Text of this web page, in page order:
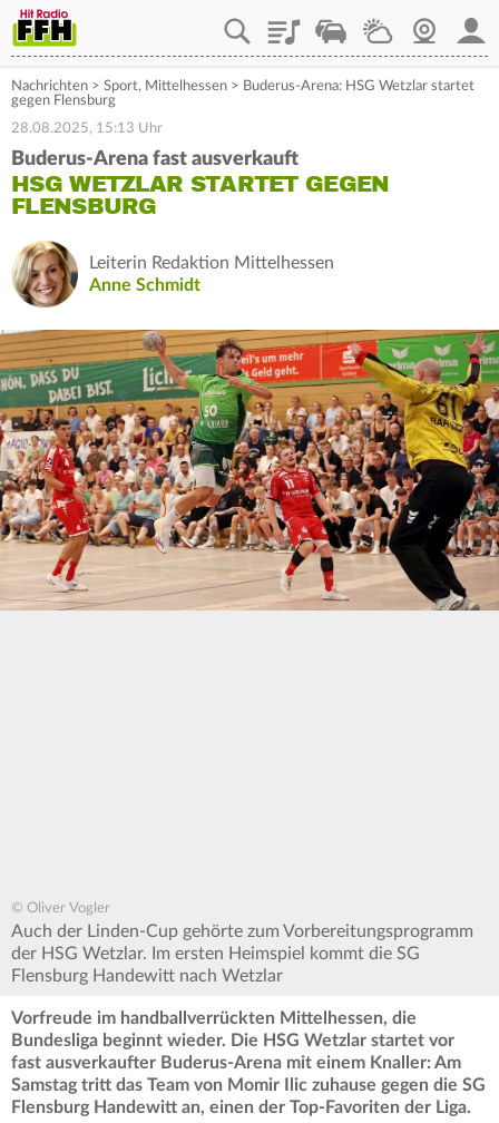
PlaylistStaupilotWetterWebcam
Nachrichten > Sport, Mittelhessen > Buderus-Arena: HSG Wetzlar startet
gegen Flensburg
28.08.2025, 15:13 Uhr
Buderus-Arena fast ausverkauft
HSG WETZLAR STARTET GEGEN
FLENSBURG
Leiterin Redaktion Mittelhessen
Anne Schmidt
© Oliver Vogler
Auch der Linden-Cup gehörte zum Vorbereitungsprogramm
der HSG Wetzlar. Im ersten Heimspiel kommt die SG
Flensburg Handewitt nach Wetzlar
Vorfreude im handballverrückten Mittelhessen, die
Bundesliga beginnt wieder. Die HSG Wetzlar startet vor
fast ausverkaufter Buderus-Arena mit einem Knaller: Am
Samstag tritt das Team von Momir Ilic zuhause gegen die SG
Flensburg Handewitt an, einen der Top-Favoriten der Liga.